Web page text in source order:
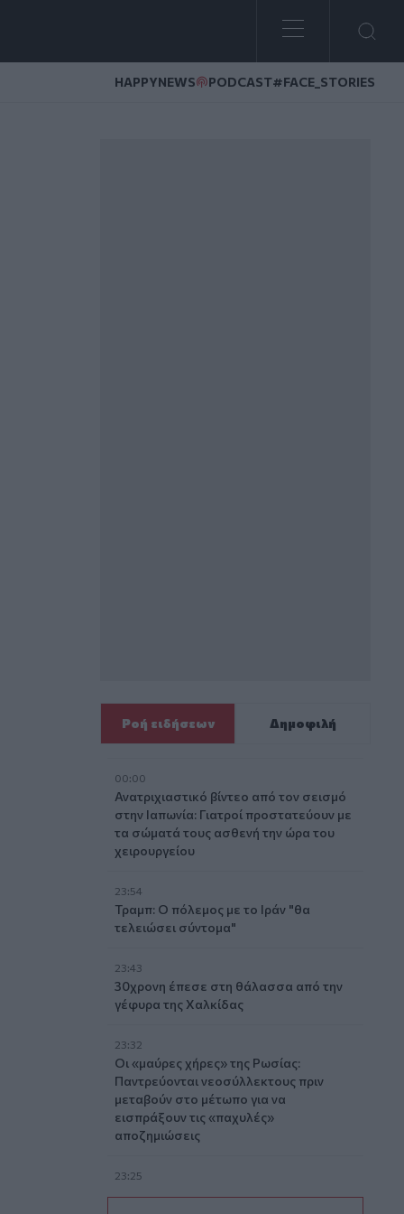
HAPPYNEWS PODCAST#FACE_STORIES
Ροή ειδήσεων Δημοφιλή
00:00
Ανατριχιαστικό βίντεο από τον σεισμό
στην Ιαπωνία: Γιατροί προστατεύουν με
τα σώματά τους ασθενή την ώρα του
χειρουργείου
23:54
Τραμπ: Ο πόλεμος με το Ιράν "θα
τελειώσει σύντομα"
23:43
30χρονη έπεσε στη θάλασσα από την
γέφυρα της Χαλκίδας
23:32
Οι «μαύρες χήρες» της Ρωσίας:
Παντρεύονται νεοσύλλεκτους πριν
μεταβούν στο μέτωπο για να
εισπράξουν τις «παχυλές»
αποζημιώσεις
23:25
Ρόδος: Έσπασε ο κάβος και τραυμάτισε